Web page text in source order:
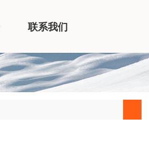
联系我们